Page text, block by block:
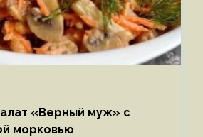
«Верный муж» с
морковью